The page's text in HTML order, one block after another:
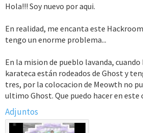
s
Hola!!! Soy nuevo por aqui.
En realidad, me encanta este
tengo un enorme problema...
En la mision de pueblo lavanda,
karateca están rodeados de Ghost y
tres, por la colocacion de Meowth no
ultimo Ghost. Que puedo hacer en este
Adjuntos